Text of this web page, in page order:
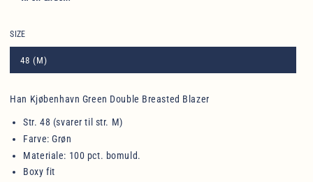
SIZE
48 (M)
Translation
missing:
Han Kjøbenhavn Green Double Breasted Blazer
Str. 48 (svarer til str. M)
Farve: Grøn
Materiale: 100 pct. bomuld.
Boxy fit